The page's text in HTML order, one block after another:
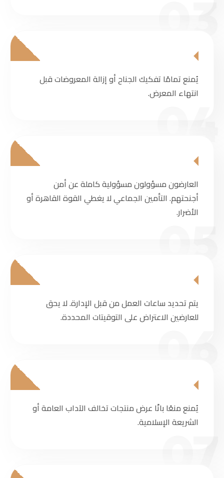
يُمنع تمامًا تفكيك الجناح أو إزالة المعروضات قبل
انتهاء المعرض.
العارضون مسؤولون مسؤولية كاملة عن أمن
أجنحتهم. التأمين الجماعي لا يغطي القوة القاهرة أو
الأضرار.
يتم تحديد ساعات العمل من قبل الإدارة. لا يحق
للعارضين الاعتراض على التوقيتات المحددة.
يُمنع منعًا باتًا عرض منتجات تخالف الآداب العامة أو
الشريعة الإسلامية.